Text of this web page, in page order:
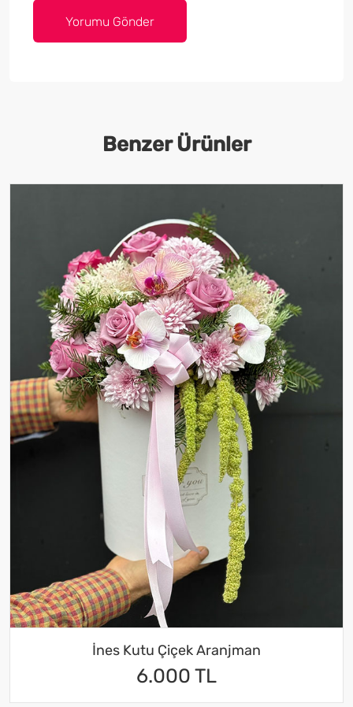
Benzer Ürünler
İnes Kutu Çiçek Aranjman
6.000 TL